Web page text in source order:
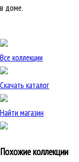
в доме.
Все коллекции
Скачать каталог
Найти магазин
Похожие коллекции